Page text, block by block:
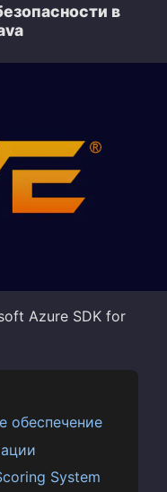
в
Azure SDK for
обеспечение
System